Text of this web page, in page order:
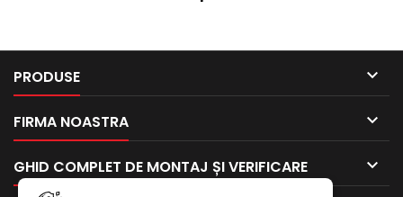
PRODUSE 
FIRMA NOASTRA 
GHID COMPLET DE MONTAJ ȘI VERIFICARE 